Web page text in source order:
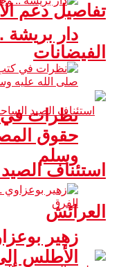
تفاصيل دعم
الفيضانات
استئناف
العرائش
دار بريشة
نظرات في
حقوق
وسلم
زهير
الأطلس